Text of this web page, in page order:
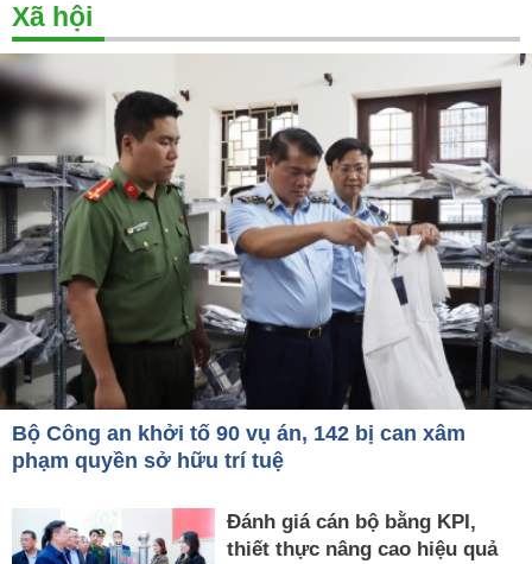
Xã hội
Bộ Công an khởi tố 90 vụ án, 142 bị can xâm
phạm quyền sở hữu trí tuệ
Đánh giá cán bộ bằng KPI,
thiết thực nâng cao hiệu quả